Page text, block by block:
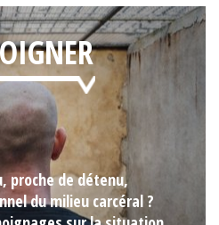
proche de détenu,
du milieu carcéral ?